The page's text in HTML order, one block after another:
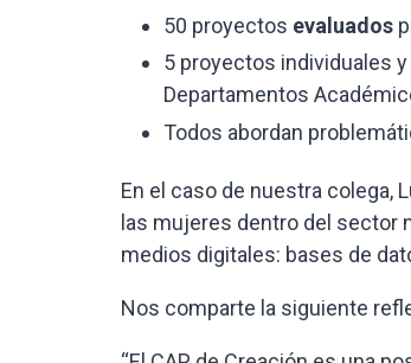
50 proyectos evaluados
5 proyectos individuales
Departamentos
Todos abordan
En el caso de nuestra colega,
las mujeres dentro del sector
medios digitales: bases de
Nos comparte la siguiente